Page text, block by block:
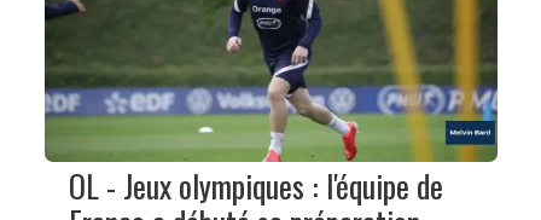
OL - Jeux olympiques : l'équipe de